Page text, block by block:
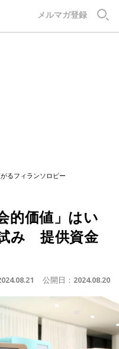
メルマガ登録
るフィランソロピー
的価値」はい
み 提供資金
公開日： 2024.08.20